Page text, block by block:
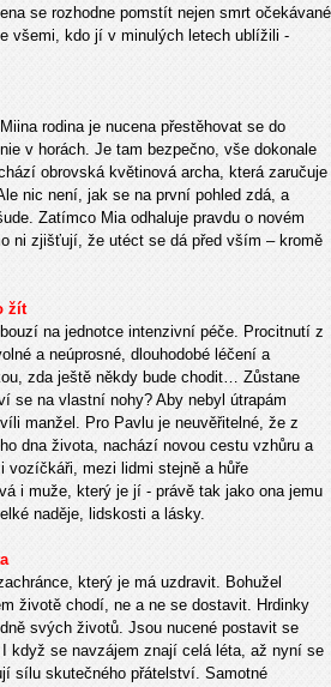
se rozhodne pomstít nejen smrt očekávané
všemi, kdo jí v minulých letech ublížili -
rodina je nucena přestěhovat se do
v horách. Je tam bezpečno, vše dokonale
obrovská květinová archa, která zaručuje
nic není, jak se na první pohled zdá, a
Zatímco Mia odhaluje pravdu o novém
ni zjišťují, že utéct se dá před vším – kromě
žít
na jednotce intenzivní péče. Procitnutí z
a neúprosné, dlouhodobé léčení a
zda ještě někdy bude chodit… Zůstane
se na vlastní nohy? Aby nebyl útrapám
manžel. Pro Pavlu je neuvěřitelné, že z
dna života, nachází novou cestu vzhůru a
vozíčkáři, mezi lidmi stejně a hůře
i muže, který je jí - právě tak jako ona jemu
naděje, lidskosti a lásky.
který je má uzdravit. Bohužel
životě chodí, ne a ne se dostavit. Hrdinky
svých životů. Jsou nucené postavit se
když se navzájem znají celá léta, až nyní se
sílu skutečného přátelství. Samotné